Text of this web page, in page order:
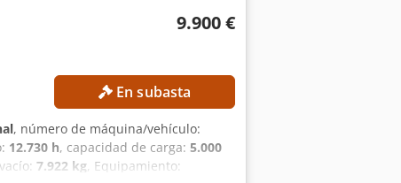
9.900 €
En subasta
, número de máquina/vehículo:
12.730 h, capacidad de carga: 5.000
7.922 kg, Equipamiento: